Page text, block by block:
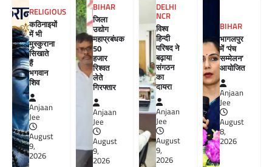
RELIGIOUS
कठिनाइयों
में भी
मुस्कुराना
सिखाते
हैं
भगवान
शिव
Anjaan
Jee
August
9,
2026
BIHAR
जिला
उद्योग
महाप्रबंधक
50
हजार
रिश्वत
लेते
गिरफ्तार
Anjaan
Jee
August
9,
2026
DELHI
NCR
विश्व
हिन्दी
परिषद ने
बढ़ाया
संगठन
का
दायरा
Anjaan
Jee
August
9,
2026
BIHAR
भागलपुर
में ‘पंच
सम्मेलन’
आयोजित
Anjaan
Jee
August
8,
2026